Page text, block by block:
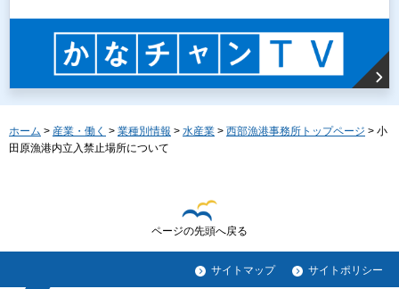
ホーム > 産業・働く > 業種別情報 > 水産業 > 西部漁港事務所トップページ > 小
田原漁港内立入禁止場所について
ページの先頭へ戻る
サイトマップ サイトポリシー